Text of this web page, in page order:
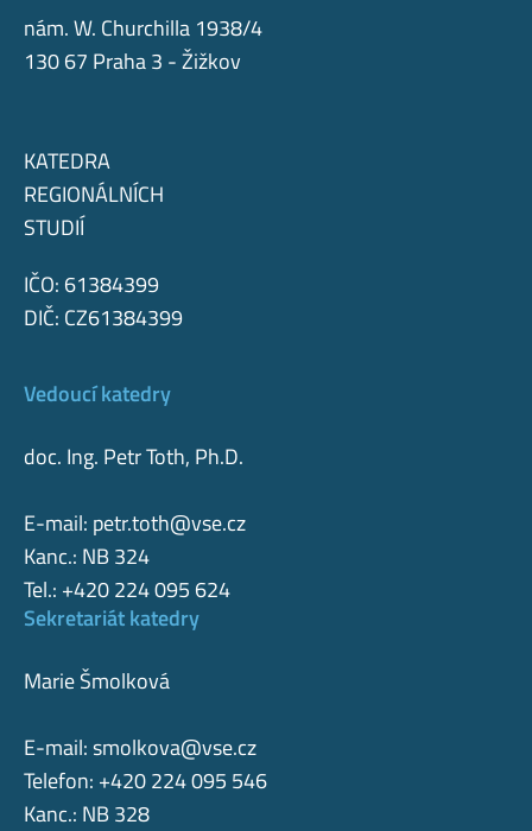
nám. W. Churchilla 1938/4
130 67 Praha 3 - Žižkov
KATEDRA
REGIONÁLNÍCH
STUDIÍ
IČO: 61384399
DIČ: CZ61384399
Vedoucí katedry
doc. Ing. Petr Toth, Ph.D.
E-mail: petr.toth@vse.cz
Kanc.: NB 324
Tel.: +420 224 095 624
Sekretariát katedry
Marie Šmolková
E-mail:smolkova@vse.cz
Telefon: +420 224 095 546
Kanc.: NB 328